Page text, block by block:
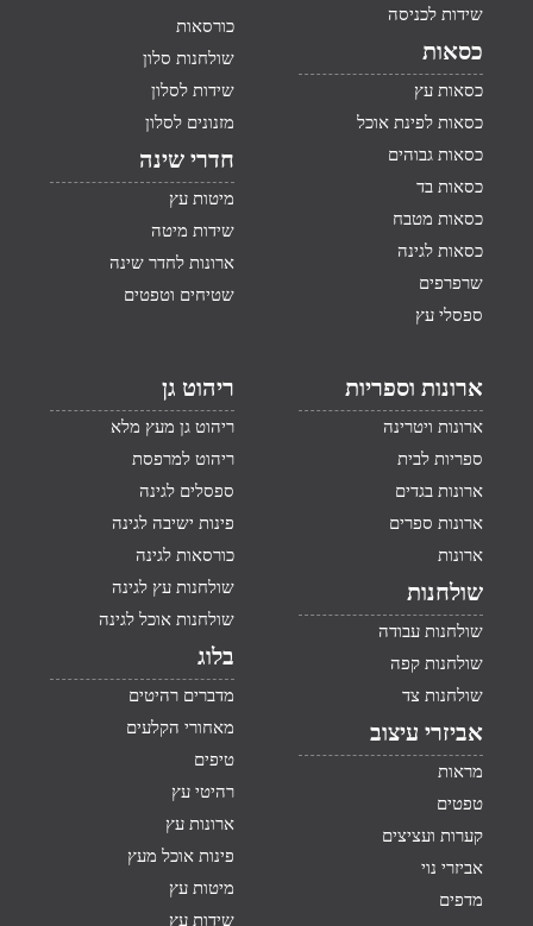
שידות לכניסה
כסאות
כסאות עץ
כסאות לפינת אוכל
כסאות גבוהים
כסאות בד
כסאות מטבח
כסאות לגינה
שרפרפים
ספסלי עץ
כורסאות
שולחנות סלון
שידות לסלון
מזנונים לסלון
חדרי שינה
מיטות עץ
שידות מיטה
ארונות לחדר שינה
שטיחים וטפטים
ארונות וספריות
ארונות ויטרינה
ספריות לבית
ארונות בגדים
ארונות ספרים
ארונות
שולחנות
שולחנות עבודה
שולחנות קפה
שולחנות צד
אביזרי עיצוב
מראות
טפטים
קערות ועציצים
אביזרי נוי
מדפים
ריהוט גן
ריהוט גן מעץ מלא
ריהוט למרפסת
ספסלים לגינה
פינות ישיבה לגינה
כורסאות לגינה
שולחנות עץ לגינה
שולחנות אוכל לגינה
בלוג
מדברים רהיטים
מאחורי הקלעים
טיפים
רהיטי עץ
ארונות עץ
פינות אוכל מעץ
מיטות עץ
שידות עץ